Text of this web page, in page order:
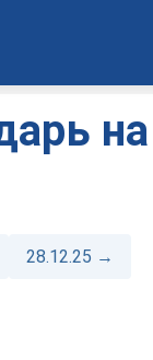
28.12.25 →